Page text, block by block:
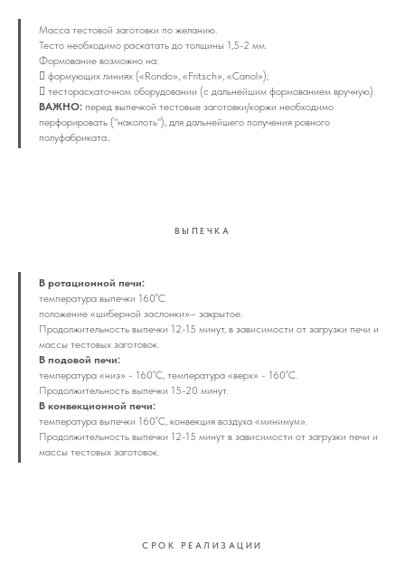
Масса тестовой заготовки по желанию.
Тесто необходимо раскатать до толщины 1,5-2 мм.
Формование возможно на:
 формующих линиях («Rondo», «Fritsch», «Canol»);
 тестораскаточном оборудовании (с дальнейшим формованием вручную).
ВАЖНО: перед выпечкой тестовые заготовки/коржи необходимо
перфорировать ("наколоть"), для дальнейшего получения ровного
полуфабриката..
ВЫПЕЧКА
В ротационной печи:
температура выпечки 160˚С
положение «шиберной заслонки»– закрытое.
Продолжительность выпечки 12-15 минут, в зависимости от загрузки печи и
массы тестовых заготовок.
В подовой печи:
температура «низ» - 160˚С, температура «верх» - 160˚С.
Продолжительность выпечки 15-20 минут.
В конвекционной печи:
температура выпечки 160˚С, конвекция воздуха «минимум».
Продолжительность выпечки 12-15 минут в зависимости от загрузки печи и
массы тестовых заготовок.
СРОК РЕАЛИЗАЦИИ